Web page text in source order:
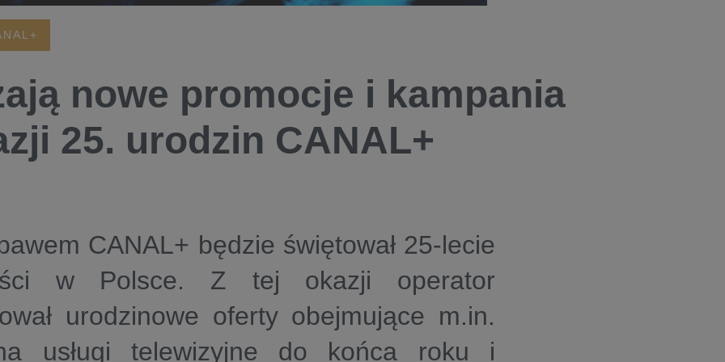
nowe promocje i kampania
25. urodzin CANAL+
CANAL+ będzie świętował 25-lecie
w Polsce. Z tej okazji operator
urodzinowe oferty obejmujące m.in.
usługi telewizyjne do końca roku i